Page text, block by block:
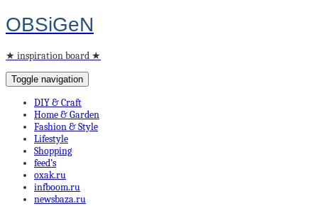
OBSiGeN
★ inspiration board ★
Toggle navigation
DIY & Craft
Home & Garden
Fashion & Style
Lifestyle
Shopping
feed’s
oxak.ru
infboom.ru
newsbaza.ru